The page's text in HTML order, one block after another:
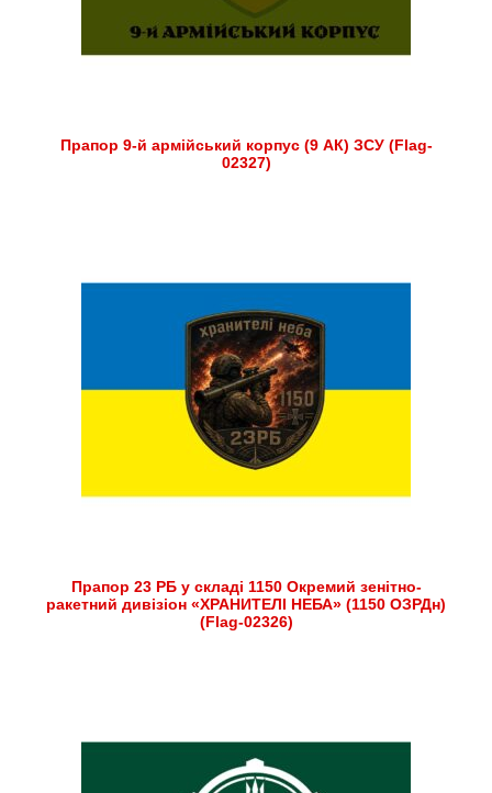
Прапор 9-й армійський корпус (9 АК) ЗСУ (Flag-
02327)
Прапор 23 РБ у складі 1150 Окремий зенітно-
ракетний дивізіон «ХРАНИТЕЛІ НЕБА» (1150 ОЗРДн)
(Flag-02326)